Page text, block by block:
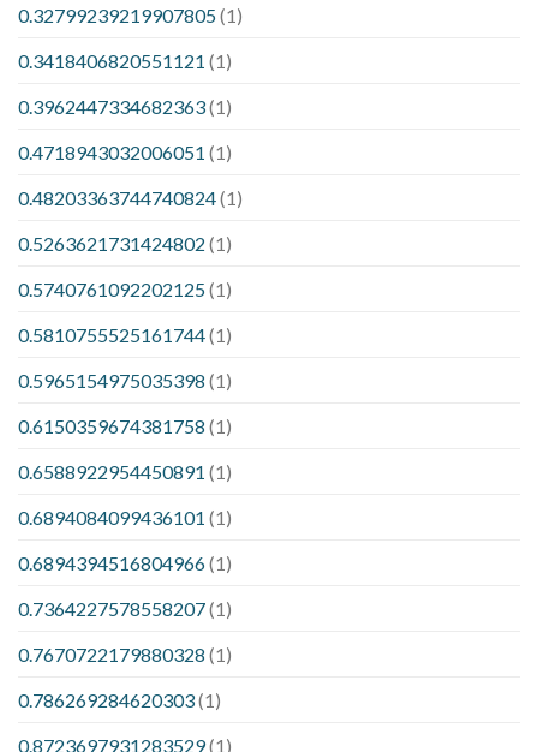
0.32799239219907805(1)
0.3418406820551121 (1)
0.3962447334682363(1)
0.4718943032006051 (1)
0.48203363744740824(1)
0.5263621731424802 (1)
0.5740761092202125(1)
0.5810755525161744(1)
0.5965154975035398 (1)
0.6150359674381758 (1)
0.6588922954450891 (1)
0.6894084099436101 (1)
0.6894394516804966(1)
0.7364227578558207(1)
0.7670722179880328 (1)
0.786269284620303(1)
0.8723697931283529(1)